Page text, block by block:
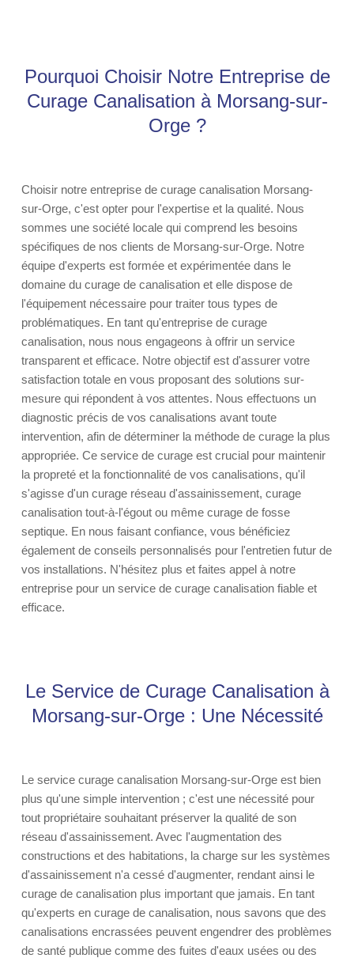
Pourquoi Choisir Notre Entreprise de
Curage Canalisation à Morsang-sur-
Orge ?
Choisir notre entreprise de curage canalisation Morsang-
sur-Orge, c'est opter pour l'expertise et la qualité. Nous
sommes une société locale qui comprend les besoins
spécifiques de nos clients de Morsang-sur-Orge. Notre
équipe d'experts est formée et expérimentée dans le
domaine du curage de canalisation et elle dispose de
l'équipement nécessaire pour traiter tous types de
problématiques. En tant qu'entreprise de curage
canalisation, nous nous engageons à offrir un service
transparent et efficace. Notre objectif est d'assurer votre
satisfaction totale en vous proposant des solutions sur-
mesure qui répondent à vos attentes. Nous effectuons un
diagnostic précis de vos canalisations avant toute
intervention, afin de déterminer la méthode de curage la plus
appropriée. Ce service de curage est crucial pour maintenir
la propreté et la fonctionnalité de vos canalisations, qu'il
s'agisse d'un curage réseau d'assainissement, curage
canalisation tout-à-l'égout ou même curage de fosse
septique. En nous faisant confiance, vous bénéficiez
également de conseils personnalisés pour l'entretien futur de
vos installations. N'hésitez plus et faites appel à notre
entreprise pour un service de curage canalisation fiable et
efficace.
Le Service de Curage Canalisation à
Morsang-sur-Orge : Une Nécessité
Le service curage canalisation Morsang-sur-Orge est bien
plus qu'une simple intervention ; c'est une nécessité pour
tout propriétaire souhaitant préserver la qualité de son
réseau d'assainissement. Avec l'augmentation des
constructions et des habitations, la charge sur les systèmes
d'assainissement n'a cessé d'augmenter, rendant ainsi le
curage de canalisation plus important que jamais. En tant
qu'experts en curage de canalisation, nous savons que des
canalisations encrassées peuvent engendrer des problèmes
de santé publique comme des fuites d'eaux usées ou des